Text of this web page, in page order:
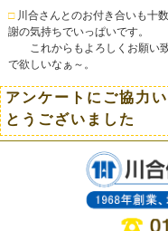
□川合さんとのお付き合いも十
謝の気持ちでいっぱいです。
これからもよろしくお願い致
で欲しいなぁ～。
アンケートにご協力
とうございました